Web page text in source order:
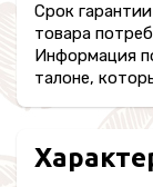
Срок
товара
Информация
талоне,